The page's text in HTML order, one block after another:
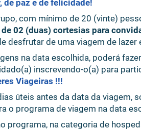
de paz e de felicidade!
com mínimo de 20 (vinte)
02 (duas) cortesias para
desfrutar de uma viagem de lazer
na data escolhida, poderá
inscrevendo-o(a) para
Viageiras !!!
úteis antes da data da viagem,
o programa de viagem na data
programa, na categoria de